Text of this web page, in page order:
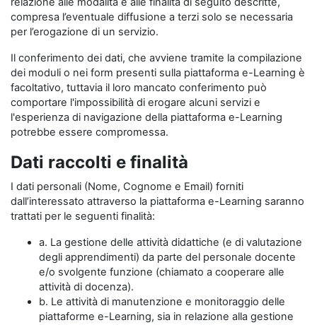
compresa l’eventuale diffusione a terzi solo se necessaria
per l’erogazione di un servizio.
Il conferimento dei dati, che avviene tramite la compilazione
dei moduli o nei form presenti sulla piattaforma e-Learning è
facoltativo, tuttavia il loro mancato conferimento può
comportare l'impossibilità di erogare alcuni servizi e
l'esperienza di navigazione della piattaforma e-Learning
potrebbe essere compromessa.
Dati raccolti e finalità
I dati personali (Nome, Cognome e Email) forniti
dall’interessato attraverso la piattaforma e-Learning saranno
trattati per le seguenti finalità:
a. La gestione delle attività didattiche (e di valutazione
degli apprendimenti) da parte del personale docente
e/o svolgente funzione (chiamato a cooperare alle
attività di docenza).
b. Le attività di manutenzione e monitoraggio delle
piattaforme e-Learning, sia in relazione alla gestione